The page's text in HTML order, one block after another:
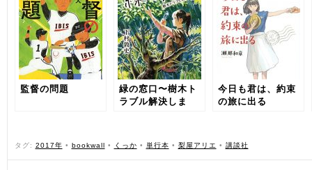
監督の問題
緑の窓口〜樹木ト
ラブル解決しま
今日も君は、約束
の旅に出る
タグ: 2017年 • bookwall • くっか • 単行本 • 梨屋アリエ • 講談社